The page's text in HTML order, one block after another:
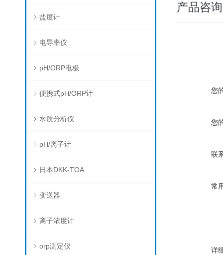
盐度计
电导率仪
pH/ORP电极
便携式pH/ORP计
水质分析仪
pH/离子计
日本DKK-TOA
变送器
离子浓度计
orp测定仪
产品咨询
您
您
联
常
详